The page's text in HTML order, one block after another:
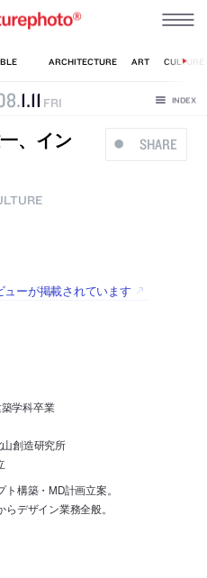
.1.11 FRI
SHARE
、イン
ーが掲載されています
学科卒業
創造研究所
構築・MD計画立案。
デザイン業務全般。